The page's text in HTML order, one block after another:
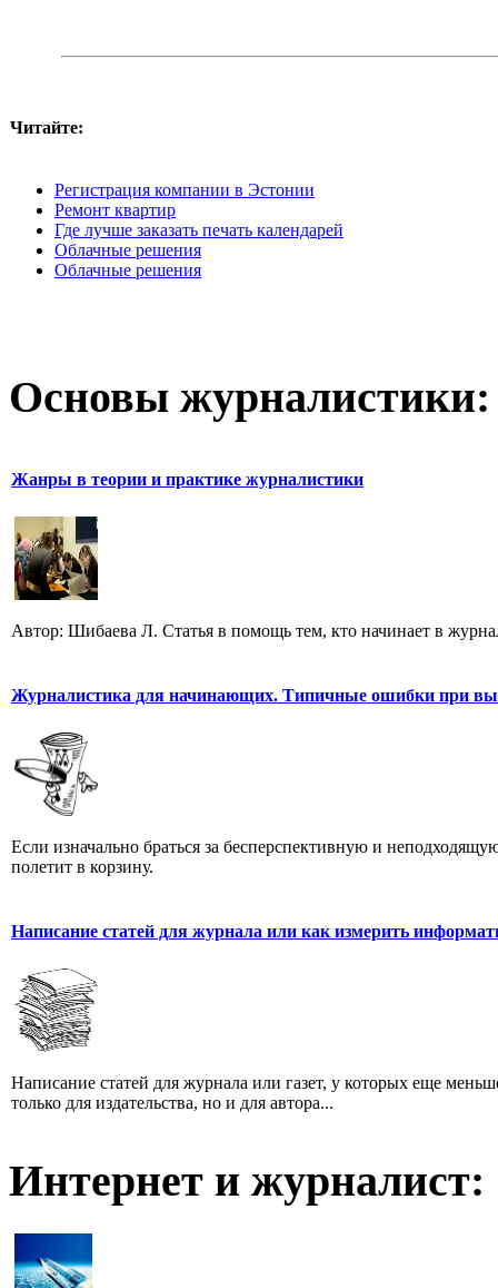
Читайте:
Регистрация компании в Эстонии
Ремонт квартир
Где лучше заказать печать календарей
Облачные решения
Облачные решения
Основы журналистики:
Жанры в теории и практике журналистики
Автор: Шибаева Л. Статья в помощь тем, кто начинает в
Журналистика для начинающих. Типичные ошибки при
Если изначально браться за бесперспективную и
полетит в корзину.
Написание статей для журнала или как измерить
Написание статей для журнала или газет, у которых еще
только для издательства, но и для автора...
Интернет и журналист: